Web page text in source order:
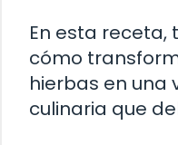
En esta receta,
cómo
hierbas en una
culinaria que